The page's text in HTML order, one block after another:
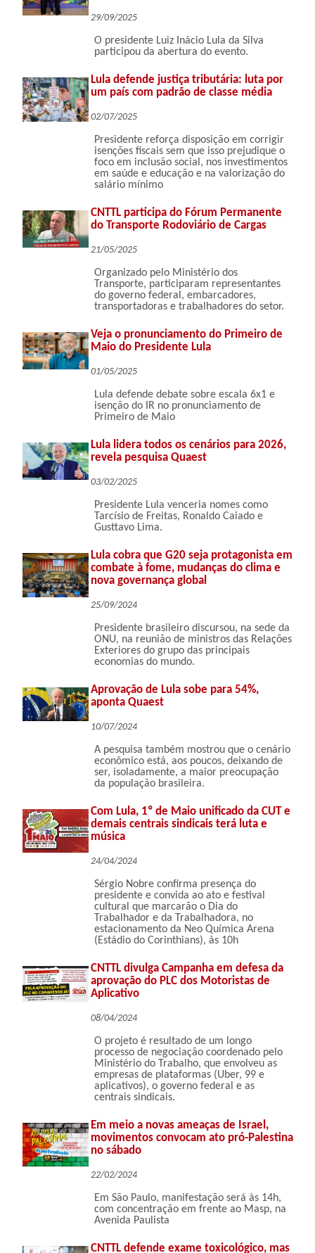
29/09/2025
O presidente Luiz Inácio Lula da Silva
participou da abertura do evento.
Lula defende justiça tributária: luta por
um país com padrão de classe média
02/07/2025
Presidente reforça disposição em corrigir
isenções fiscais sem que isso prejudique o
foco em inclusão social, nos investimentos
em saúde e educação e na valorização do
salário mínimo
CNTTL participa do Fórum Permanente
do Transporte Rodoviário de Cargas
21/05/2025
Organizado pelo Ministério dos
Transporte, participaram representantes
do governo federal, embarcadores,
transportadoras e trabalhadores do setor.
Veja o pronunciamento do Primeiro de
Maio do Presidente Lula
01/05/2025
Lula defende debate sobre escala 6x1 e
isenção do IR no pronunciamento de
Primeiro de Maio
Lula lidera todos os cenários para 2026,
revela pesquisa Quaest
03/02/2025
Presidente Lula venceria nomes como
Tarcísio de Freitas, Ronaldo Caiado e
Gusttavo Lima.
Lula cobra que G20 seja protagonista em
combate à fome, mudanças do clima e
nova governança global
25/09/2024
Presidente brasileiro discursou, na sede da
ONU, na reunião de ministros das Relações
Exteriores do grupo das principais
economias do mundo.
Aprovação de Lula sobe para 54%,
aponta Quaest
10/07/2024
A pesquisa também mostrou que o cenário
econômico está, aos poucos, deixando de
ser, isoladamente, a maior preocupação
da população brasileira.
Com Lula, 1º de Maio unificado da CUT e
demais centrais sindicais terá luta e
música
24/04/2024
Sérgio Nobre confirma presença do
presidente e convida ao ato e festival
cultural que marcarão o Dia do
Trabalhador e da Trabalhadora, no
estacionamento da Neo Química Arena
(Estádio do Corinthians), às 10h
CNTTL divulga Campanha em defesa da
aprovação do PLC dos Motoristas de
Aplicativo
08/04/2024
O projeto é resultado de um longo
processo de negociação coordenado pelo
Ministério do Trabalho, que envolveu as
empresas de plataformas (Uber, 99 e
aplicativos), o governo federal e as
centrais sindicais.
Em meio a novas ameaças de Israel,
movimentos convocam ato pró-Palestina
no sábado
22/02/2024
Em São Paulo, manifestação será às 14h,
com concentração em frente ao Masp, na
Avenida Paulista
CNTTL defende exame toxicológico, mas